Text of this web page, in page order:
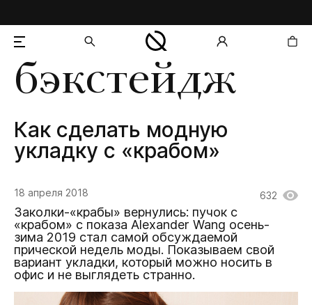
добавлен в корзину
бэкстейдж
Как сделать модную
укладку с «крабом»
18 апреля 2018 632
Заколки-«крабы» вернулись: пучок с
«крабом» с показа Alexander Wang осень-
зима 2019 стал самой обсуждаемой
прической недель моды. Показываем свой
вариант укладки, который можно носить в
офис и не выглядеть странно.